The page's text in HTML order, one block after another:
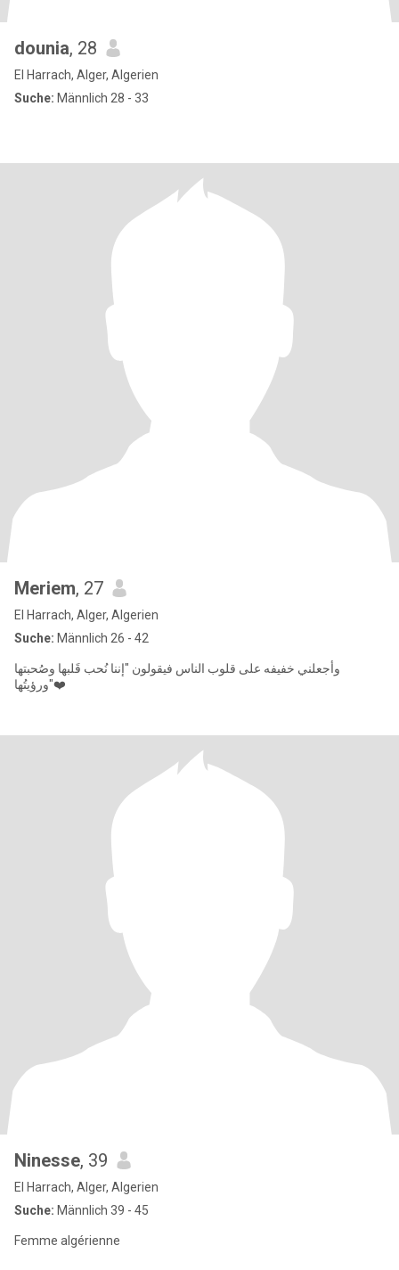
dounia, 28
El Harrach, Alger, Algerien
Suche: Männlich 28 - 33
Meriem, 27
El Harrach, Alger, Algerien
Suche: Männlich 26 - 42
وأجعلني خفيفه على قلوب الناس فيقولون "إننا نُحب قَلبها وصُحبتها
ورؤيتُها"❤️
Ninesse, 39
El Harrach, Alger, Algerien
Suche: Männlich 39 - 45
Femme algérienne